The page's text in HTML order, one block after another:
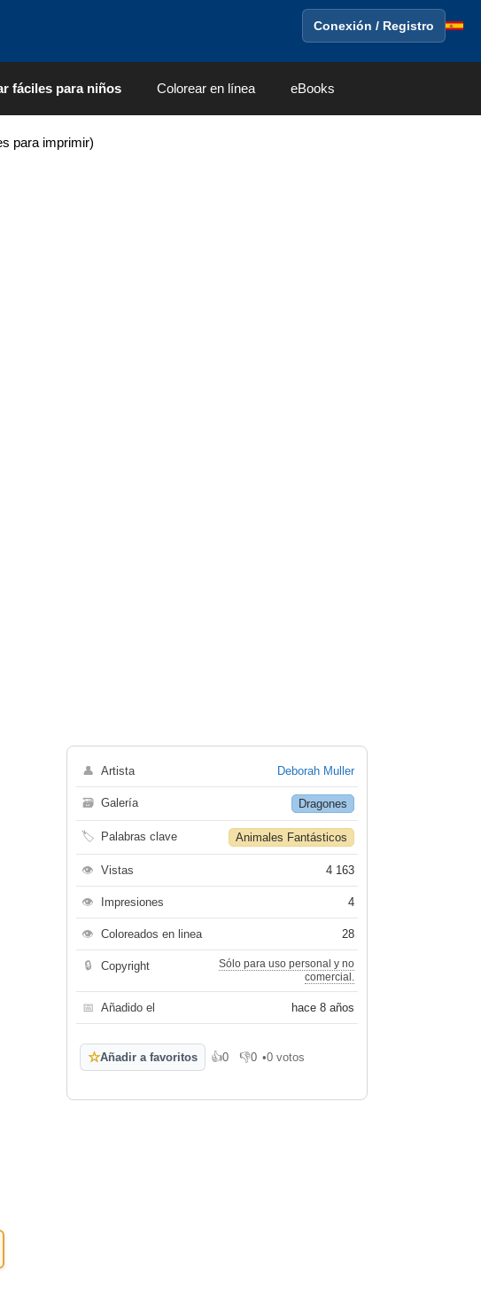
Conexión / Registro
fáciles para niños Colorear en línea eBooks
para imprimir)
👤 Artista Deborah Muller
🗃 Galería Dragones
🏷 Palabras clave Animales Fantásticos
👁 Vistas 4 163
👁 Impresiones 4
👁 Coloreados en linea 28
🔒 Copyright
Sólo para uso personal y no
comercial.
📅 Añadido el hace 8 años
☆Añadir a favoritos 👍0
Me gusta
👎0
No me gusta
•0 votos